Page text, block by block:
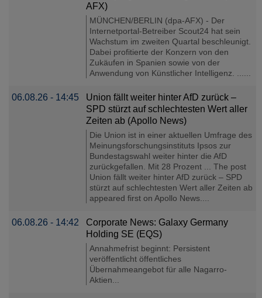
AFX)
MÜNCHEN/BERLIN (dpa-AFX) - Der
Internetportal-Betreiber Scout24 hat sein
Wachstum im zweiten Quartal beschleunigt.
Dabei profitierte der Konzern von den
Zukäufen in Spanien sowie von der
Anwendung von Künstlicher Intelligenz. ......
06.08.26 - 14:45
Union fällt weiter hinter AfD zurück –
SPD stürzt auf schlechtesten Wert aller
Zeiten ab (Apollo News)
Die Union ist in einer aktuellen Umfrage des
Meinungsforschungsinstituts Ipsos zur
Bundestagswahl weiter hinter die AfD
zurückgefallen. Mit 28 Prozent ... The post
Union fällt weiter hinter AfD zurück – SPD
stürzt auf schlechtesten Wert aller Zeiten ab
appeared first on Apollo News....
06.08.26 - 14:42
Corporate News: Galaxy Germany
Holding SE (EQS)
Annahmefrist beginnt: Persistent
veröffentlicht öffentliches
Übernahmeangebot für alle Nagarro-
Aktien...